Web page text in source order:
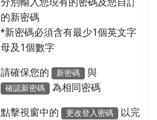
的新密碼
*新密碼必須含有最少1個英文字
母及1個數字
請確保您的 新密碼 與
確認新密碼 為相同密碼
點擊視窗中的 更改登入密碼
以完